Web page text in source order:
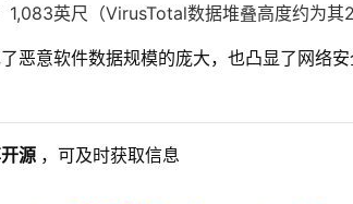
1,083英尺（VirusTotal数据堆叠高度约为其
恶意软件数据规模的庞大，也凸显了网络
源 ，可及时获取信息